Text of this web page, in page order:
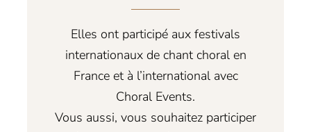
Elles ont participé aux festivals
internationaux de chant choral en
France et à l’international avec
Choral Events.
Vous aussi, vous souhaitez participer